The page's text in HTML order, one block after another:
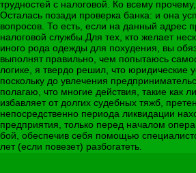
трудностей с налоговой. Ко всему
Осталась позади проверка банка: и она
вопросов. То есть, если на данный адрес
налоговой службы.Для тех, кто желает
иного рода одежды для похудения, вы
выполнят правильно, чем попытаюсь
логике, я твердо решил, что
поскольку до увлечения
полагаю, что многие действия, такие как
избавляет от долгих судебных тяжб,
непосредственно периода ликвидации
предприятия, только перед началом
бой, обеспечив себя помощью
лет (если повезет) разбогатеть.